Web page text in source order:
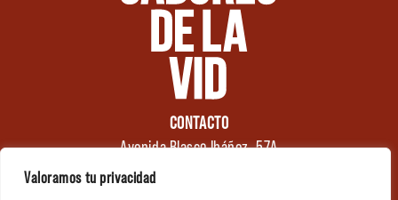
Valoramos tu privacidad
CONTACTO
Avenida Blasco Ibáñez, 57A